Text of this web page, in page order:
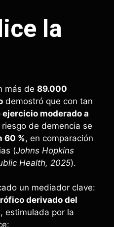
la
más de 89.000
demostró que con tan
moderado a
riesgo de demencia se
60 %, en comparación
(Johns Hopkins
Health, 2025).
un mediador clave:
derivado del
estimulada por la